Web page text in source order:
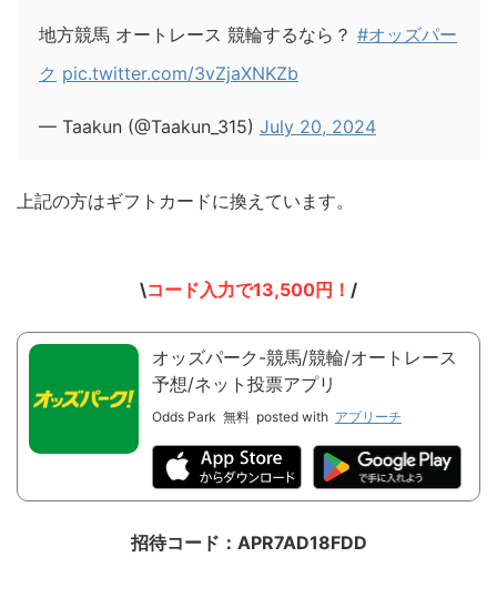
地方競馬 オートレース 競輪するなら？ #オッズパー
ク pic.twitter.com/3vZjaXNKZb
— Taakun (@Taakun_315) July 20, 2024
上記の方はギフトカードに換えています。
\コード入力で13,500円！ /
オッズパーク-競馬/競輪/オートレース
予想/ネット投票アプリ
Odds Park 無料 posted with アプリーチ
招待コード：APR7AD18FDD